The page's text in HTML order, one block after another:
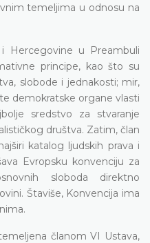
temeljima u odnosu na
Hercegovine u Preambuli
principe, kao što su
slobode i jednakosti; mir,
demokratske organe vlasti
sredstvo za stvaranje
društva. Zatim, član
katalog ljudskih prava i
Evropsku konvenciju za
sloboda direktno
Štaviše, Konvencija ima
članom VI Ustava,